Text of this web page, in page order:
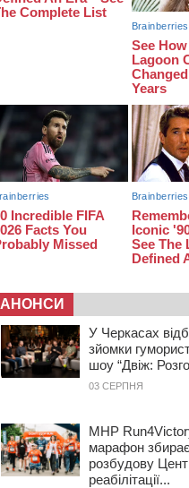
тис грн штрафу за
до договору
Обрано претендента
директора
психоневрологічного
07:23 Уманські міграційники
країни грузина, який
термін у колонії
АНОНСИ
У Черкасах
зйомки
шоу “Двіж:
03 СЕРПНЯ
MHP
марафон
розбудову
реабілітації...